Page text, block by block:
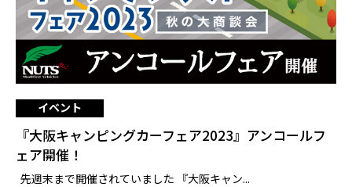
イベント
『大阪キャンピングカーフェア2023』アンコールフ
ェア開催！
先週末まで開催されていました 『大阪キャン...